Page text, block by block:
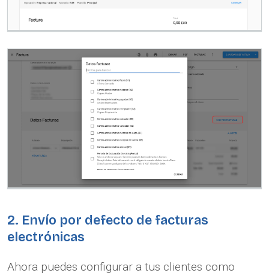
2. Envío por defecto de facturas
electrónicas
Ahora puedes configurar a tus clientes como